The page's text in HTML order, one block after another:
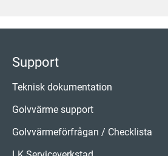
Support
Teknisk dokumentation
Golvvärme support
Golvvärmeförfrågan / Checklista